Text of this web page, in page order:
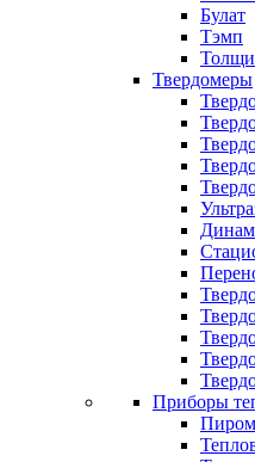
Булат
Тэмп
Твердомеры
Приборы